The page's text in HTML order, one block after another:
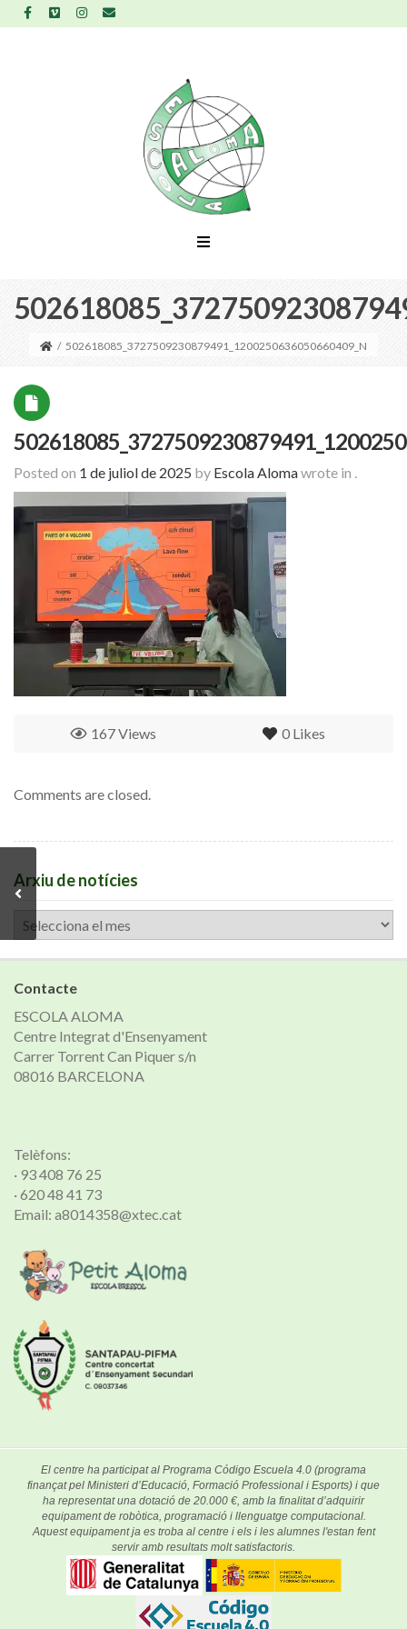
/ 502618085_3727509230879491_1200250636050660409_N
Posted on 1 de juliol de 2025 by Escola Alomawrote in .
0 Likes
167 Views
Comments are closed.
Arxiu de notícies
Arxiu
de
notícies
Contacte
ESCOLA ALOMA
Centre Integrat d'Ensenyament
Carrer Torrent Can Piquer s/n
08016 BARCELONA
Telèfons:
· 93 408 76 25
· 620 48 41 73
Email: a8014358@xtec.cat
El centre ha participat al Programa Código Escuela 4.0 (programa
finançat pel Ministeri d’Educació, Formació Professional i Esports) i que
ha representat una dotació de 20.000 €, amb la finalitat d’adquirir
equipament de robòtica, programació i llenguatge computacional.
Aquest equipament ja es troba al centre i els i les alumnes l'estan fent
servir amb resultats molt satisfactoris.